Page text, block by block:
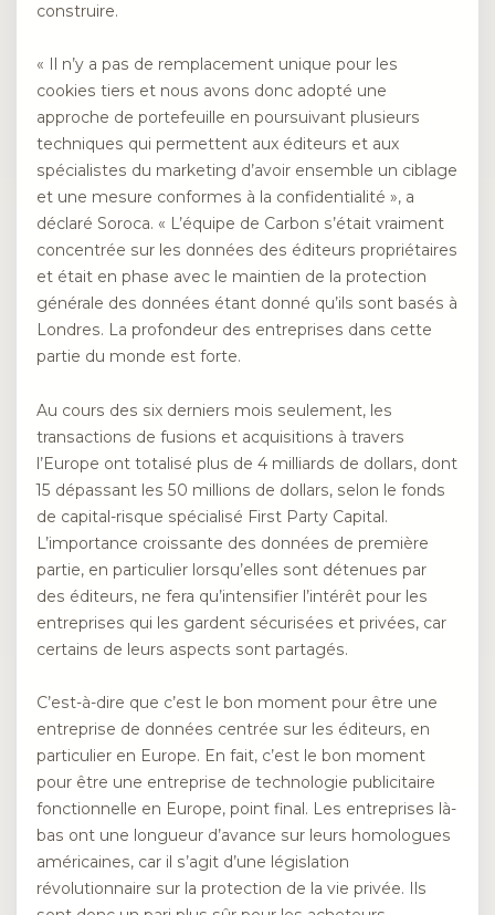
construire.
« Il n’y a pas de remplacement unique pour les
cookies tiers et nous avons donc adopté une
approche de portefeuille en poursuivant plusieurs
techniques qui permettent aux éditeurs et aux
spécialistes du marketing d’avoir ensemble un ciblage
et une mesure conformes à la confidentialité », a
déclaré Soroca. « L’équipe de Carbon s’était vraiment
concentrée sur les données des éditeurs propriétaires
et était en phase avec le maintien de la protection
générale des données étant donné qu’ils sont basés à
Londres. La profondeur des entreprises dans cette
partie du monde est forte.
Au cours des six derniers mois seulement, les
transactions de fusions et acquisitions à travers
l’Europe ont totalisé plus de 4 milliards de dollars, dont
15 dépassant les 50 millions de dollars, selon le fonds
de capital-risque spécialisé First Party Capital.
L’importance croissante des données de première
partie, en particulier lorsqu’elles sont détenues par
des éditeurs, ne fera qu’intensifier l’intérêt pour les
entreprises qui les gardent sécurisées et privées, car
certains de leurs aspects sont partagés.
C’est-à-dire que c’est le bon moment pour être une
entreprise de données centrée sur les éditeurs, en
particulier en Europe. En fait, c’est le bon moment
pour être une entreprise de technologie publicitaire
fonctionnelle en Europe, point final. Les entreprises là-
bas ont une longueur d’avance sur leurs homologues
américaines, car il s’agit d’une législation
révolutionnaire sur la protection de la vie privée. Ils